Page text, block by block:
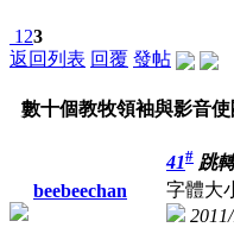
1 23
返回列表 回覆 發帖
數十個教牧領袖與影音使
beebeechan
41# 跳
字體大